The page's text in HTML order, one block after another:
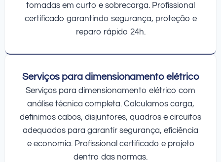
tomadas em curto e sobrecarga. Profissional
certificado garantindo segurança, proteção e
reparo rápido 24h.
Serviços para dimensionamento elétrico
Serviços para dimensionamento elétrico com
análise técnica completa. Calculamos carga,
definimos cabos, disjuntores, quadros e circuitos
adequados para garantir segurança, eficiência
e economia. Profissional certificado e projeto
dentro das normas.